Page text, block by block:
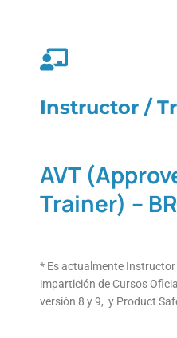
Instructor /
AVT
Trainer) –
* Es actualmente Instructor
impartición de Cursos
versión 8 y 9, y Product